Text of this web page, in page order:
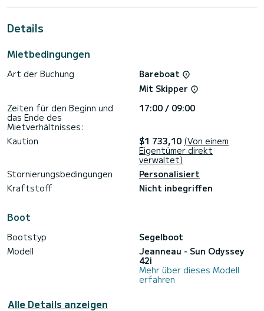
außergewöhnlichen Urlaub auf dem Wasser in der Umgebung
ausgestattet. Es verfügt über folgende Ausstattung:
Für Informationsanfragen oder Reservierungen klicken Sie
auf die Schaltfläche „Angebot anfordern“. Ein SamBoat-
Details
Mietbedingungen
Art der Buchung
Bareboat
Mit Skipper
Zeiten für den Beginn und
das Ende des
Mietverhältnisses:
17:00 / 09:00
Kaution $1 733,10 (Von einem
Eigentümer direkt
verwaltet)
Stornierungsbedingungen
Personalisiert
Kraftstoff
Nicht inbegriffen
Boot
Bootstyp
Segelboot
Modell
Jeanneau - Sun Odyssey
42i
Mehr über dieses Modell
erfahren
Alle Details anzeigen